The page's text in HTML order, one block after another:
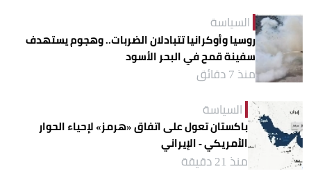
السياسة
روسيا وأوكرانيا تتبادلان الضربات.. وهجوم يستهدف
سفينة قمح في البحر الأسود
منذ 7 دقائق
السياسة
باكستان تعول على اتفاق «هرمز» لإحياء الحوار
الأمريكي - الإيراني
منذ 21 دقيقة